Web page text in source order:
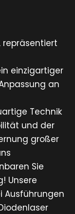
repräsentiert
einzigartiger
an
Technik
und der
großer
Sie
Unsere
Ausführungen